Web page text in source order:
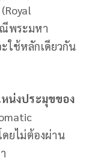
ณีพระมหา
ใช้หลักเดียวกัน
น่งประมุขของ
ดยไม่ต้องผ่าน